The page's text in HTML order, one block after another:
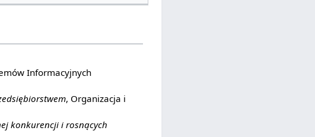
Informacyjnych
, Organizacja i
konkurencji i rosnących